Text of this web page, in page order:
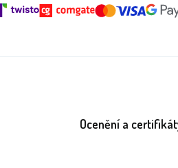
Ocenění a